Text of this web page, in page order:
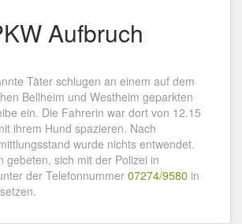
Aufbruch
Täter schlugen an einem auf dem
Bellheim und Westheim geparkten
ein. Die Fahrerin war dort von 12.15
ihrem Hund spazieren. Nach
wurde nichts entwendet.
gebeten, sich mit der Polizei in
der Telefonnummer07274/9580 in